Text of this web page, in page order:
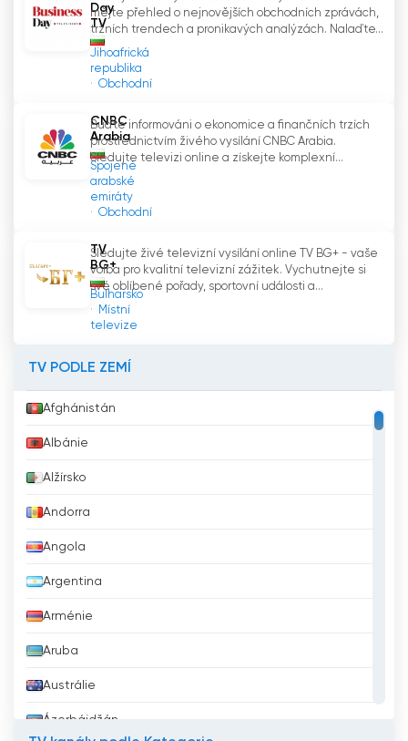
důvěryhodným zdrojem zpráv a analýz, které
divákům pomáhají porozumět složitým
ekonomickým procesům a trendům formujícím
světovou ekonomiku.
Závěrem lze říci, že Bloomberg TV Bulgaria je
předním televizním kanálem v Bulharsku, který
nabízí kvalitní a aktuální informace o ekonomice
a financích. Diváci mají možnost sledovat
televizi online na bloombergtv.bg a využívat
bohatý program Bloomberg Television, který
Ať už jste podnikatel, investor nebo se jen
zajímáte o ekonomické dění, Bloomberg TV
Bulgaria vám poskytne cenné informace a
analýzy, které vám pomohou být dobře
Bloomberg TV Bulgaria Sledujte živé
vysílání live
Day
TV
Jihoafrická
republika
Obchodní
mějte přehled o nejnovějších obchodních zprávách,
tržních trendech a pronikavých analýzách. Nalaďte...
CNBC
Arabia
Spojené
arabské
emiráty
Obchodní
Buďte informováni o ekonomice a finančních trzích
prostřednictvím živého vysílání CNBC Arabia.
Sledujte televizi online a získejte komplexní...
TV
BG+
Bulharsko
Místní
televize
Sledujte živé televizní vysílání online TV BG+ - vaše
volba pro kvalitní televizní zážitek. Vychutnejte si
své oblíbené pořady, sportovní události a...
TV PODLE ZEMÍ
Afghánistán
Albánie
Alžírsko
Andorra
Angola
Argentina
Arménie
Aruba
Austrálie
Ázerbájdžán